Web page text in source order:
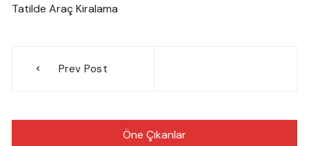
Tatilde Araç Kiralama
gezinmesi
Prev Post
Öne Çıkanlar